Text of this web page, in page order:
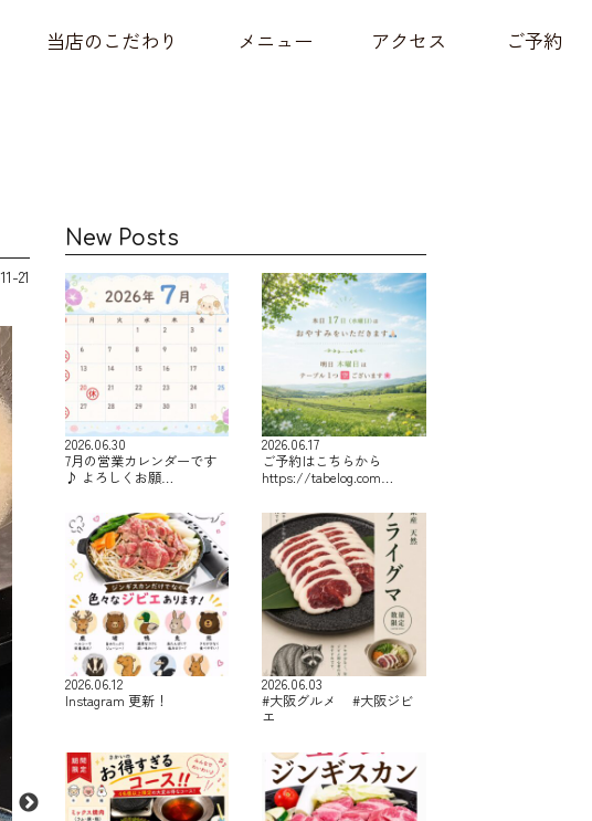
当店のこだわり メニュー アクセス ご予約
21
New Posts
2026.06.30
7月の営業カレンダーです
♪ よろしくお願…
2026.06.17
ご予約はこちらから
https://tabelog.com…
2026.06.12
Instagram 更新！
2026.06.03
#大阪グルメ #大阪ジビ
エ